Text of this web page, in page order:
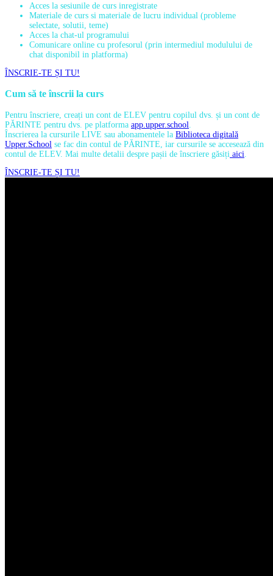
Acces la sesiunile de curs inregistrate
Materiale de curs si materiale de lucru individual (probleme
selectate, solutii, teme)
Acces la chat-ul programului
Comunicare online cu profesorul (prin intermediul modulului de
chat disponibil in platforma)
ÎNSCRIE-TE ȘI TU!
Cum să te înscrii la curs
Pentru înscriere, creați un cont de ELEV pentru copilul dvs. și un cont de
PĂRINTE pentru dvs. pe platforma app.upper.school
Înscrierea la cursurile LIVE sau abonamentele la Biblioteca digitală
Upper.School se fac din contul de PĂRINTE, iar cursurile se accesează din
contul de ELEV. Mai multe detalii despre pașii de înscriere găsiți aici
ÎNSCRIE-TE ȘI TU!